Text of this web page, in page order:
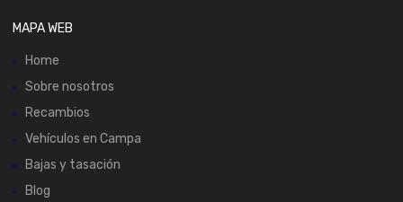
MAPA WEB
Home
Sobre nosotros
Recambios
Vehículos en Campa
Bajas y tasación
Blog